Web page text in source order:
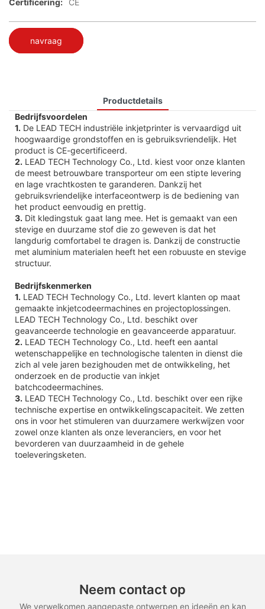
Certificering:
CE
navraag
Productdetails
Bedrijfsvoordelen
1. De LEAD TECH industriële inkjetprinter is vervaardigd uit
hoogwaardige grondstoffen en is gebruiksvriendelijk. Het
product is CE-gecertificeerd.
2. LEAD TECH Technology Co., Ltd. kiest voor onze klanten
de meest betrouwbare transporteur om een ​​stipte levering
en lage vrachtkosten te garanderen. Dankzij het
gebruiksvriendelijke interfaceontwerp is de bediening van
het product eenvoudig en prettig.
3. Dit kledingstuk gaat lang mee. Het is gemaakt van een
stevige en duurzame stof die zo geweven is dat het
langdurig comfortabel te dragen is. Dankzij de constructie
met aluminium materialen heeft het een robuuste en stevige
structuur.
Bedrijfskenmerken
1. LEAD TECH Technology Co., Ltd. levert klanten op maat
gemaakte inkjetcodeermachines en projectoplossingen.
LEAD TECH Technology Co., Ltd. beschikt over
geavanceerde technologie en geavanceerde apparatuur.
2. LEAD TECH Technology Co., Ltd. heeft een aantal
wetenschappelijke en technologische talenten in dienst die
zich al vele jaren bezighouden met de ontwikkeling, het
onderzoek en de productie van inkjet
batchcodeermachines.
3. LEAD TECH Technology Co., Ltd. beschikt over een rijke
technische expertise en ontwikkelingscapaciteit. We zetten
ons in voor het stimuleren van duurzamere werkwijzen voor
zowel onze klanten als onze leveranciers, en voor het
bevorderen van duurzaamheid in de gehele
toeleveringsketen.
Neem contact op
We verwelkomen aangepaste ontwerpen en ideeën en kan